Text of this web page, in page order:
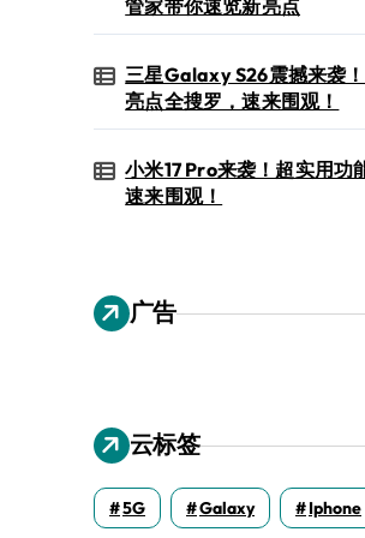
管家带你速览新亮点
三星Galaxy S26震撼来袭
亮点全搜罗，速来围观！
小米17 Pro来袭！超实用功
速来围观！
广告
云标签
5G Galaxy Iphone